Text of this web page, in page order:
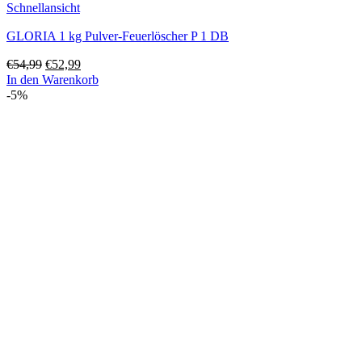
Schnellansicht
GLORIA 1 kg Pulver-Feuerlöscher P 1 DB
€54,99 Ursprünglicher
Preis
€52,99Aktueller
Preis
In den Warenkorb
-5%